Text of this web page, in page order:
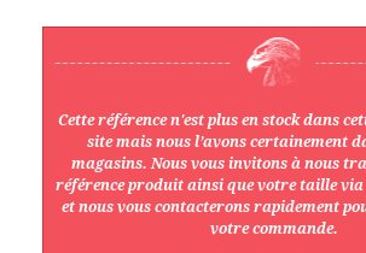
Cette référence n'est plus en stock dans
site mais nous l’avons certainement
magasins. Nous vous invitons à nous
référence produit ainsi que votre taille
et nous vous contacterons rapidement
votre commande.